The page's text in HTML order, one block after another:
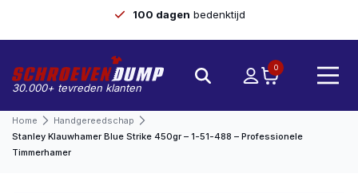
100 dagen bedenktijd
30.000+ tevreden klanten
0
Home
Handgereedschap
Stanley Klauwhamer Blue Strike 450gr – 1-51-488 – Professionele
Timmerhamer